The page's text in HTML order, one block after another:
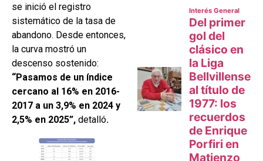
se inició el registro
sistemático de la tasa de
abandono. Desde entonces,
la curva mostró un
descenso sostenido:
“Pasamos de un índice
cercano al 16% en 2016-
2017 a un 3,9% en 2024 y
2,5% en 2025”, detalló.